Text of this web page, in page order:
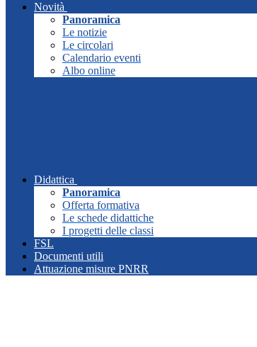
Novità
Panoramica
Le notizie
Le circolari
Calendario eventi
Albo online
Didattica
Panoramica
Offerta formativa
Le schede didattiche
I progetti delle classi
FSL
Documenti utili
Attuazione misure PNRR